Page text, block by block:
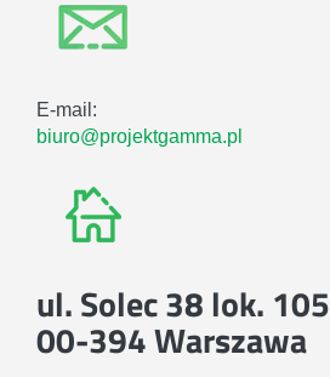
E-mail:
biuro@projektgamma.pl
ul. Solec 38 lok. 105
00-394 Warszawa